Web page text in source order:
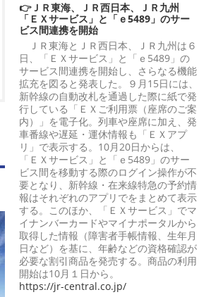
👉ＪＲ東海、ＪＲ西日本、ＪＲ九州
「ＥＸサービス」と「ｅ5489」のサー
ビス間連携を開始
ＪＲ東海とＪＲ西日本、ＪＲ九州は６
日、「ＥＸサービス」と「ｅ5489」の
サービス間連携を開始し、さらなる機能
拡充を図ると発表した。９月15日には、
新幹線の自動改札を通過した際に紙で発
行している「ＥＸご利用票（座席のご案
内）」を電子化。列車や座席に加え、発
車番線や遅延・運休情報も「ＥＸアプ
リ」で表示する。10月20日からは、
「ＥＸサービス」と「ｅ5489」のサー
ビス間を移動する際のログイン操作が不
要となり、新幹線・在来線特急の予約情
報はそれぞれのアプリでをまとめて表示
する。このほか、「ＥＸサービス」でマ
イナンバーカードやマイナポータルから
取得した情報（障害者手帳情報、生年月
日など）を基に、年齢などの資格確認が
必要な割引商品を発売する。商品の利用
開始は10月１日から。
https://jr-central.co.jp/